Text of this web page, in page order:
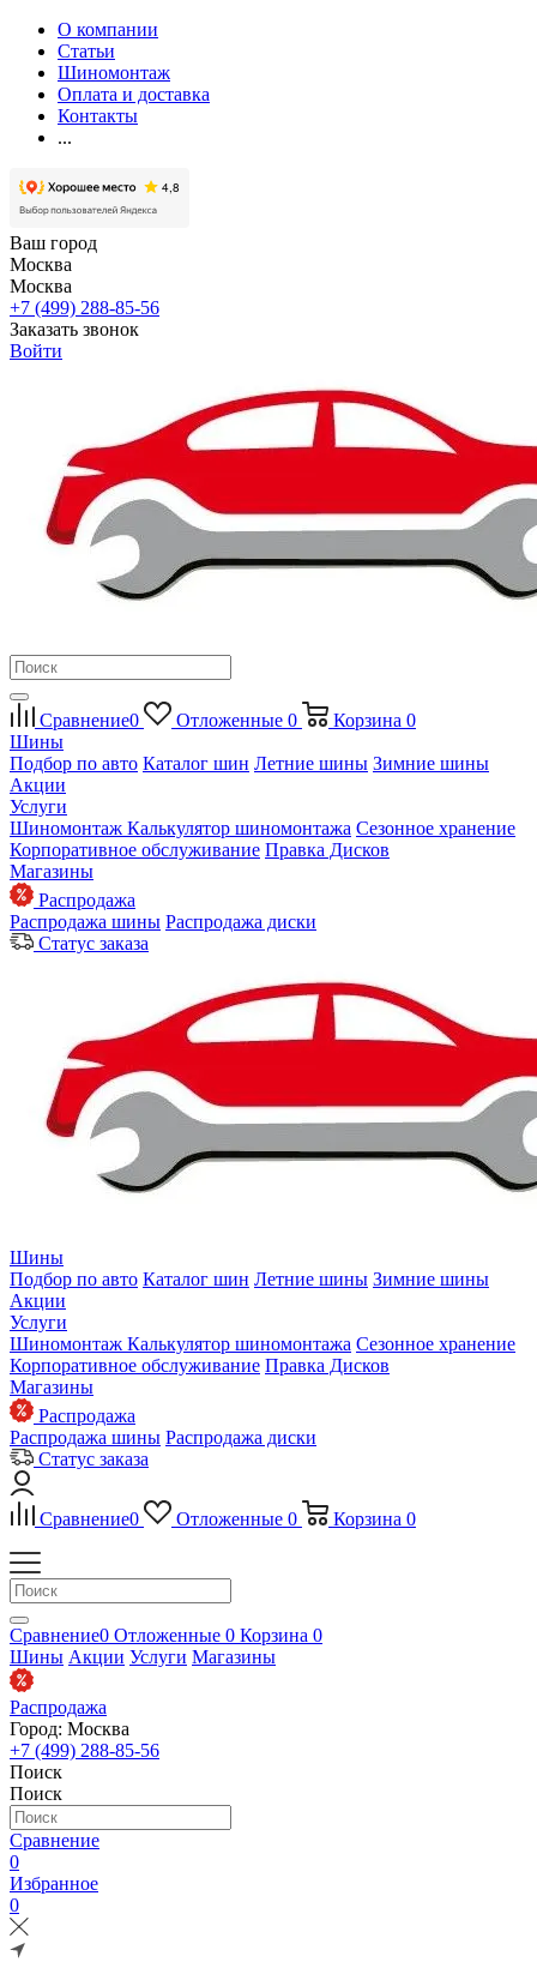
О компании
Статьи
Шиномонтаж
Оплата и доставка
Контакты
...
Ваш город
Москва
Москва
+7 (499) 288-85-56
Заказать звонок
Войти
Сравнение0 Отложенные 0 Корзина 0
Шины
Подбор по авто Каталог шин Летние шины Зимние шины
Акции
Услуги
Шиномонтаж Калькулятор шиномонтажа Сезонное хранение
Корпоративное обслуживание Правка Дисков
Магазины
Распродажа
Распродажа шины Распродажа диски
Статус заказа
Шины
Подбор по авто Каталог шин Летние шины Зимние шины
Акции
Услуги
Шиномонтаж Калькулятор шиномонтажа Сезонное хранение
Корпоративное обслуживание Правка Дисков
Магазины
Распродажа
Распродажа шины Распродажа диски
Статус заказа
Сравнение0 Отложенные 0 Корзина 0
Сравнение0 Отложенные 0 Корзина 0
Шины Акции Услуги Магазины
Распродажа
Город: Москва
+7 (499) 288-85-56
Поиск
Поиск
Сравнение
0
Избранное
0